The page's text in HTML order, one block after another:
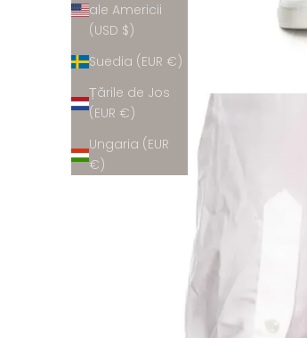
ale Americii
(USD $)
Suedia (EUR €)
Țările de Jos
(EUR €)
Ungaria (EUR
€)